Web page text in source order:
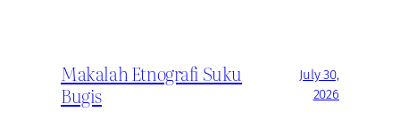
Makalah Etnografi Suku
Bugis
July 30,
2026